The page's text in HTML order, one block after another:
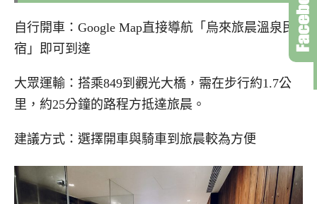
自行開車：Google Map直接導航「烏來旅晨溫泉民
宿」即可到達
大眾運輸：搭乘849到觀光大橋，需在步行約1.7公
里，約25分鐘的路程方抵達旅晨。
建議方式：選擇開車與騎車到旅晨較為方便